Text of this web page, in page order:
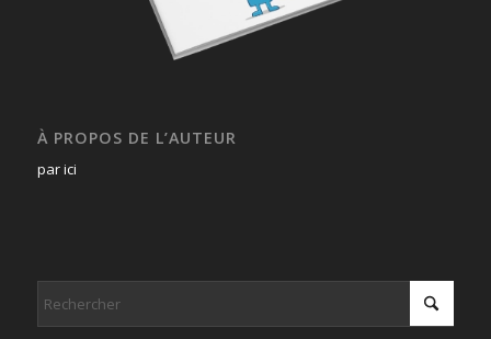
À PROPOS DE L’AUTEUR
par ici